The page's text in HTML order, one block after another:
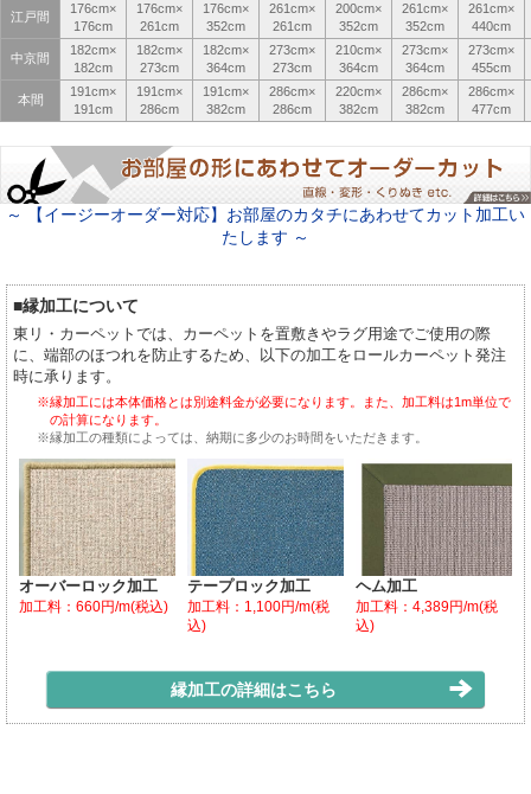
江戸間
176cm×
176cm
176cm×
261cm
176cm×
352cm
261cm×
261cm
200cm×
352cm
261cm×
352cm
261cm×
440cm
中京間
182cm×
182cm
182cm×
273cm
182cm×
364cm
273cm×
273cm
210cm×
364cm
273cm×
364cm
273cm×
455cm
本間
191cm×
191cm
191cm×
286cm
191cm×
382cm
286cm×
286cm
220cm×
382cm
286cm×
382cm
286cm×
477cm
～ 【イージーオーダー対応】お部屋のカタチにあわせてカット加工い
たします ～
■縁加工について
東リ・カーペットでは、カーペットを置敷きやラグ用途でご使用の際
に、端部のほつれを防止するため、以下の加工をロールカーペット発注
時に承ります。
※縁加工には本体価格とは別途料金が必要になります。また、加工料は1m単位で
の計算になります。
※縁加工の種類によっては、納期に多少のお時間をいただきます。
オーバーロック加工
加工料：660円/m(税込)
テープロック加工
加工料：1,100円/m(税
込)
ヘム加工
加工料：4,389円/m(税
込)
縁加工の詳細はこちら